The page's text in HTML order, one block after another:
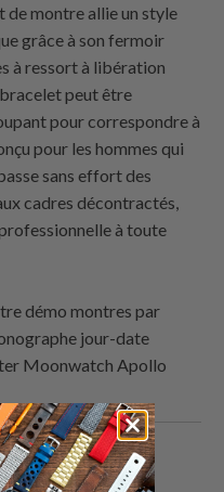
de montre allie un style
grâce à son fermoir
à ressort à libération
peut être
pour correspondre à
pour les hommes qui
sans effort des
cadres décontractés,
à toute
démo montres par
jour-date
Moonwatch Apollo
PartagezEmail